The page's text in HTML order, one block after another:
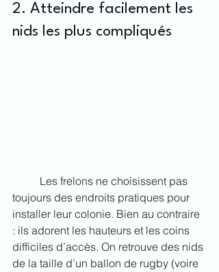
2. Atteindre facilement les
nids les plus compliqués
toujours des endroits pratiques pour
installer leur colonie. Bien au contraire
: ils adorent les hauteurs et les coins
difficiles d’accès. On retrouve des nids
de la taille d’un ballon de rugby (voire